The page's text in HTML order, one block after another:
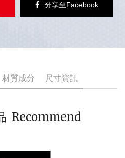
分享至Facebook
材質成分 尺寸資訊
Recommend